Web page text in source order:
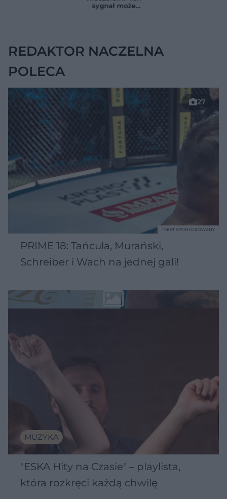
sygnał może
REDAKTOR NACZELNA
POLECA
27
PRIME 18: Tańcula, Murański,
Schreiber i Wach na jednej gali!
TEKST SPONSOROWANY
MUZYKA
"ESKA Hity na Czasie" – playlista,
która rozkręci każdą chwilę